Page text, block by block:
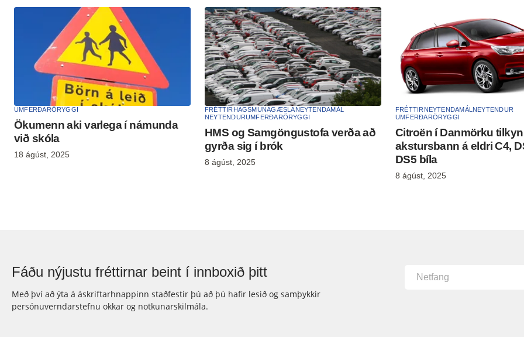
UMFERÐARÖRYGGI
Ökumenn aki varlega í námunda
við skóla
18 ágúst, 2025
FRÉTTIR HAGSMUNAGÆSLANEYTENDAMÁL
NEYTENDURUMFERÐARÖRYGGI
HMS og Samgöngustofa verða að
gyrða sig í brók
8 ágúst, 2025
FRÉTTIR NEYTENDAMÁL NEYTENDUR
UMFERÐARÖRYGGI
Citroën í Danmörku
akstursbann á eldri C4,
DS5 bíla
8 ágúst, 2025
Fáðu nýjustu fréttirnar beint í innboxið þitt
Með því að ýta á áskriftarhnappinn staðfestir þú að þú hafir lesið og samþykkir
persónuverndarstefnu okkar og notkunarskilmála.